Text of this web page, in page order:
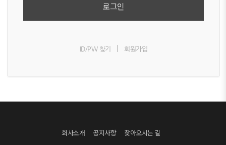
로그인
ID/PW 찾기 | 회원가입
회사소개 공지사항 찾아오시는 길